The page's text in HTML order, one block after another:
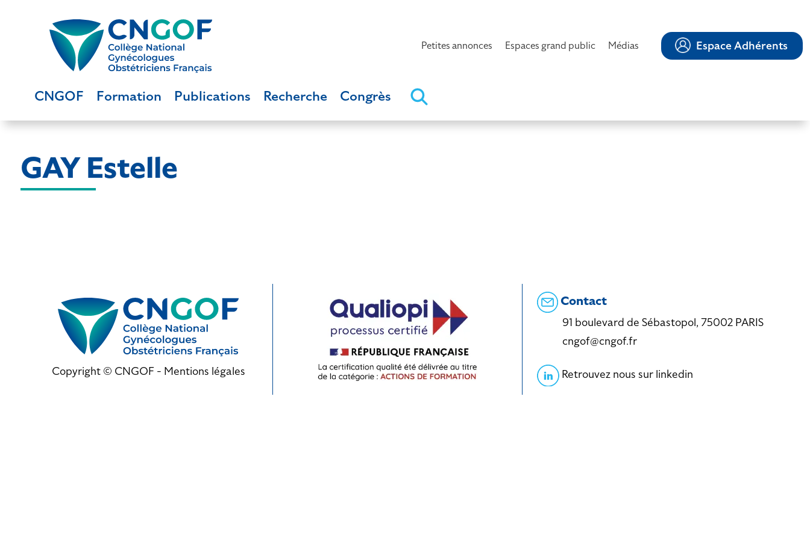
Petites annonces Espaces grand public Médias Espace Adhérents
CNGOF Formation Publications Recherche Congrès
GAY Estelle
Copyright © CNGOF - Mentions légales
Contact
91 boulevard de Sébastopol, 75002 PARIS
cngof@cngof.fr
Retrouvez nous sur linkedin